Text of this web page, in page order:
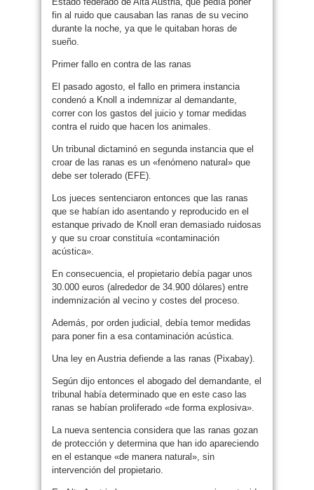
fin al ruido que causaban las ranas de su vecino
durante la noche, ya que le quitaban horas de
sueño.
Primer fallo en contra de las ranas
El pasado agosto, el fallo en primera instancia
condenó a Knoll a indemnizar al demandante,
correr con los gastos del juicio y tomar medidas
contra el ruido que hacen los animales.
Un tribunal dictaminó en segunda instancia que el
croar de las ranas es un «fenómeno natural» que
debe ser tolerado (EFE).
Los jueces sentenciaron entonces que las ranas
que se habían ido asentando y reproducido en el
estanque privado de Knoll eran demasiado ruidosas
y que su croar constituía «contaminación
acústica».
En consecuencia, el propietario debía pagar unos
30.000 euros (alrededor de 34.900 dólares) entre
indemnización al vecino y costes del proceso.
Además, por orden judicial, debía temor medidas
para poner fin a esa contaminación acústica.
Una ley en Austria defiende a las ranas (Pixabay).
Según dijo entonces el abogado del demandante, el
tribunal había determinado que en este caso las
ranas se habían proliferado «de forma explosiva».
La nueva sentencia considera que las ranas gozan
de protección y determina que han ido apareciendo
en el estanque «de manera natural», sin
intervención del propietario.